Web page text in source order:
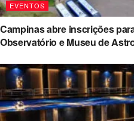
EVENTOS
Campinas abre inscrições
Observatório e Museu de